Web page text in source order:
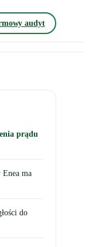
audyt
prądu
ma
do